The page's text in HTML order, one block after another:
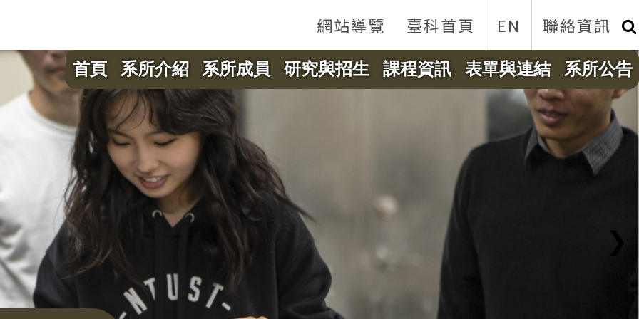
網站導覽 臺科首頁 EN 聯絡資訊
首頁 系所介紹 系所成員 研究與招生 課程資訊 表單與連結 系所公告
❯